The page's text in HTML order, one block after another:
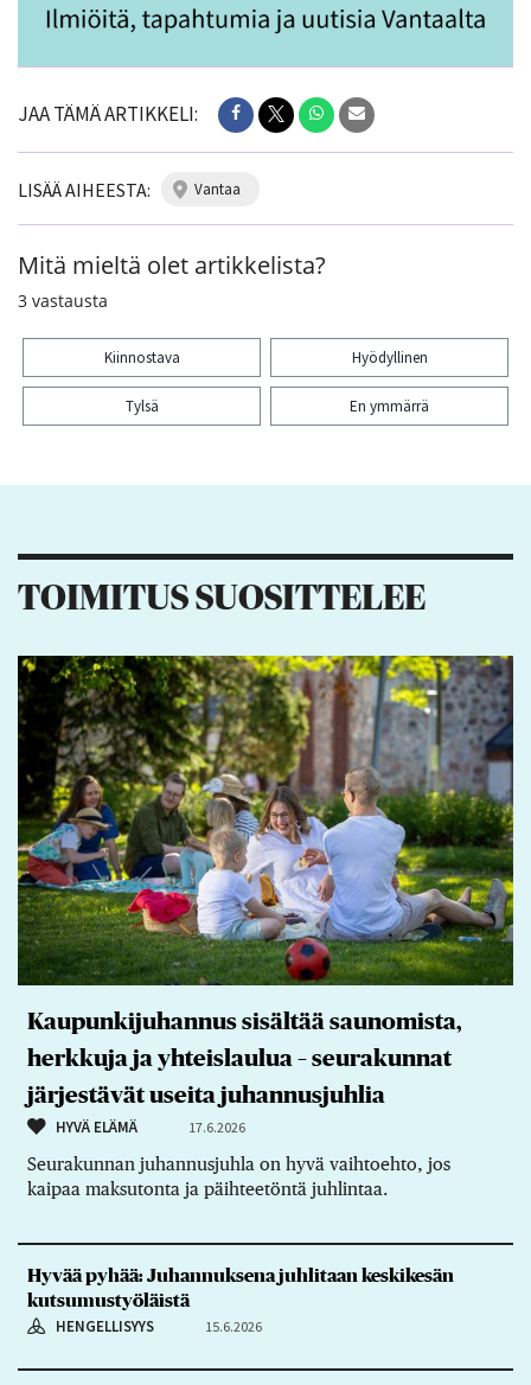
JAA TÄMÄ ARTIKKELI:
LISÄÄ AIHEESTA: vantaa
Mitä mieltä olet artikkelista?
3 vastausta
Kiinnostava Hyödyllinen
Tylsä En ymmärrä
TOIMITUS SUOSITTELEE
Kaupunkijuhannus sisältää saunomista,
herkkuja ja yhteislaulua – seurakunnat
järjestävät useita juhannusjuhlia
HYVÄ ELÄMÄ 17.6.2026
Seurakunnan juhannusjuhla on hyvä vaihtoehto, jos
kaipaa maksutonta ja päihteetöntä juhlintaa.
Hyvää pyhää: Juhannuksena juhlitaan keskikesän
kutsumustyöläistä
HENGELLISYYS 15.6.2026